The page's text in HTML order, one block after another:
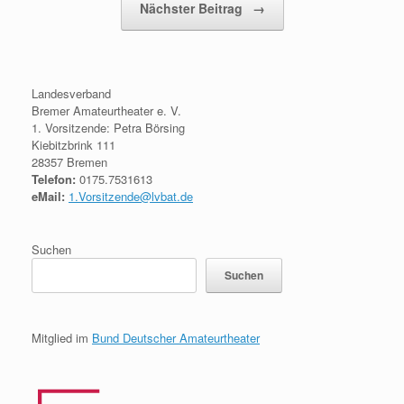
Nächster Beitrag →
Landesverband
Bremer Amateurtheater e. V.
1. Vorsitzende: Petra Börsing
Kiebitzbrink 111
28357 Bremen
Telefon: 0175.7531613
eMail: 1.Vorsitzende@lvbat.de
Suchen
Suchen
Mitglied im Bund Deutscher Amateurtheater